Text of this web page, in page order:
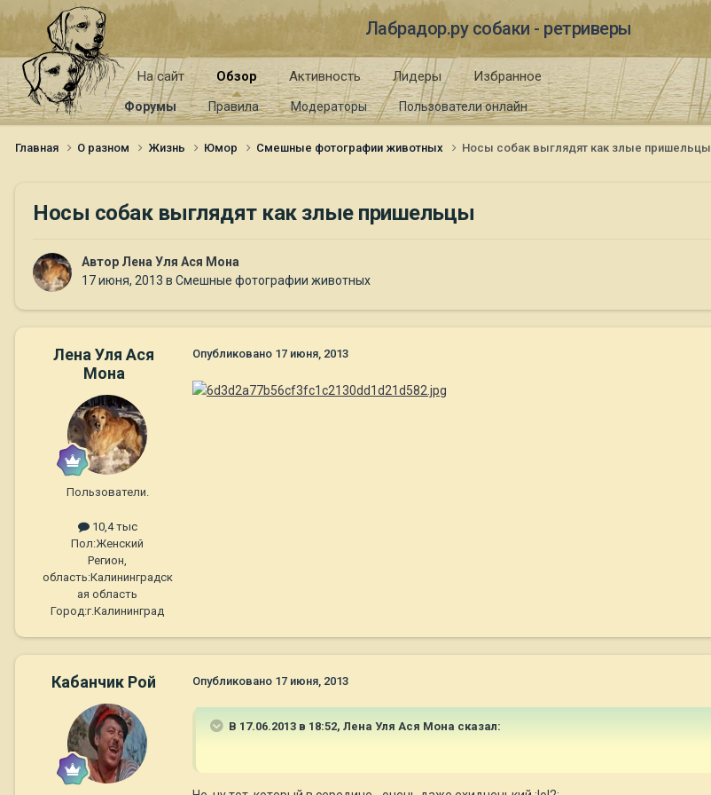
Лабрадор.ру собаки - ретриверы
На сайт Обзор
Форумы Правила Модераторы Пользователи онлайн
Активность Лидеры Избранное
Главная О разном Жизнь Юмор Смешные фотографии животных Носы собак выглядят как злые пришельцы
Носы собак выглядят как злые пришельцы
Автор Лена Уля Ася Мона
17 июня, 2013 в Смешные фотографии животных
Лена Уля Ася
Мона
Пользователи.
10,4 тыс
Пол:Женский
Регион,
область:Калининградск
ая область
Город:г.Калининград
Опубликовано 17 июня, 2013
Кабанчик Рой Опубликовано 17 июня, 2013
В 17.06.2013 в 18:52, Лена Уля Ася Мона сказал: